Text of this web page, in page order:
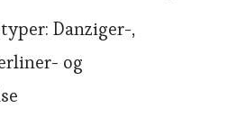
Danziger-,
og